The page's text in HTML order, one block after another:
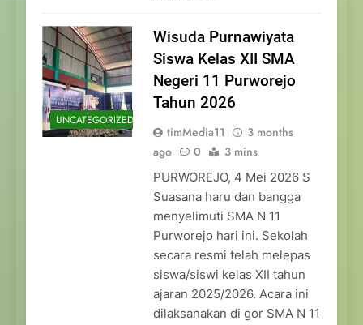
UNCATEGORIZED
Wisuda Purnawiyata
Siswa Kelas XII SMA
Negeri 11 Purworejo
Tahun 2026
timMedia11
3 months
ago
0 3 mins
PURWOREJO, 4 Mei 2026 S
Suasana haru dan bangga
menyelimuti SMA N 11
Purworejo hari ini. Sekolah
secara resmi telah melepas
siswa/siswi kelas XII tahun
ajaran 2025/2026. Acara ini
dilaksanakan di gor SMA N 11